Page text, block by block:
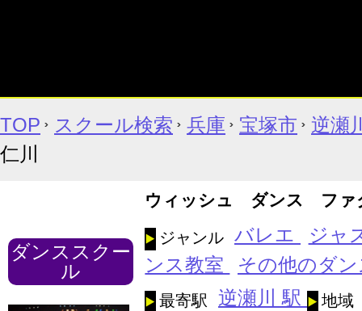
TOP スクール検索 兵庫 宝塚市
逆瀬
仁川
ダンススクー
ル
ウィッシュ ダンス ファ
ジャンル バレエ
ジャ
ンス教室
その他のダ
最寄駅 逆瀬川 駅 地域